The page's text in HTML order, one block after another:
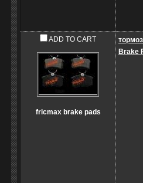
ADD TO CART
fricmax brake pads
Brake